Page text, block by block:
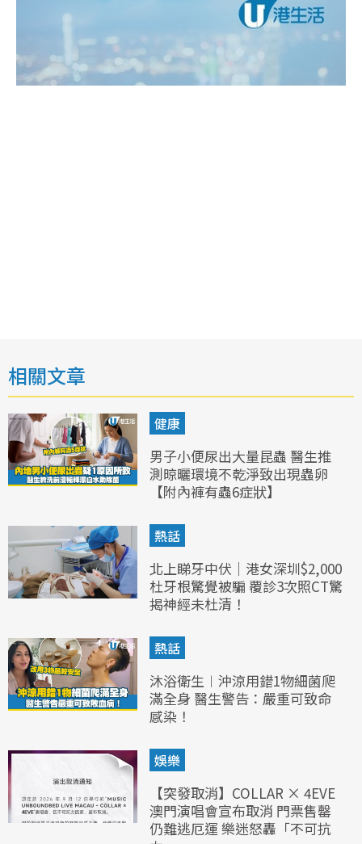
相關文章
健康
男子小便尿出大量昆蟲 醫生推
測晾曬環境不乾淨致出現蟲卵
【附內褲有蟲6症狀】
熱話
北上睇牙中伏｜港女深圳$2,000
杜牙根驚覺被騙 覆診3次照CT驚
揭神經未杜清！
熱話
沐浴衛生︱沖涼用錯1物細菌爬
滿全身 醫生警告：嚴重可致命
感染！
娛樂
【突發取消】COLLAR × 4EVE
澳門演唱會宣布取消 門票售罄
仍難逃厄運 樂迷怒轟「不可抗